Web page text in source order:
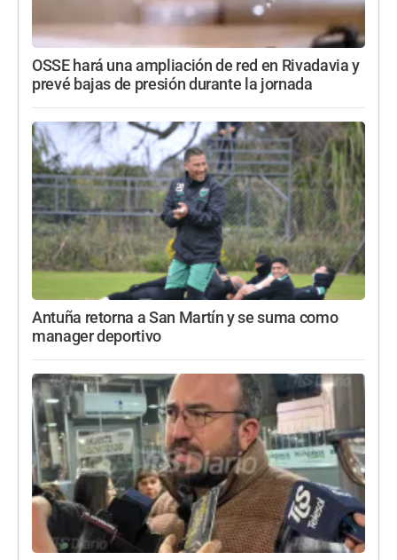
OSSE hará una ampliación de red en Rivadavia y
prevé bajas de presión durante la jornada
Antuña retorna a San Martín y se suma como
manager deportivo